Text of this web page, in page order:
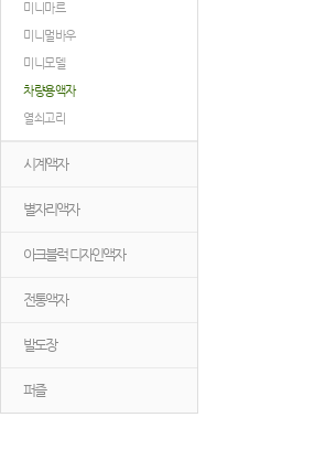
미니마르
미니멀바우
미니모델
차량용액자
열쇠고리
시계액자
별자리액자
아크블럭 디자인액자
전통액자
발도장
퍼즐